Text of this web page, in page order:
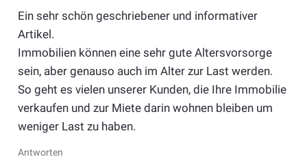
Ein sehr schön geschriebener und informativer
Artikel.
Immobilien können eine sehr gute Altersvorsorge
sein, aber genauso auch im Alter zur Last werden.
So geht es vielen unserer Kunden, die Ihre Immobilie
verkaufen und zur Miete darin wohnen bleiben um
weniger Last zu haben.
Antworten